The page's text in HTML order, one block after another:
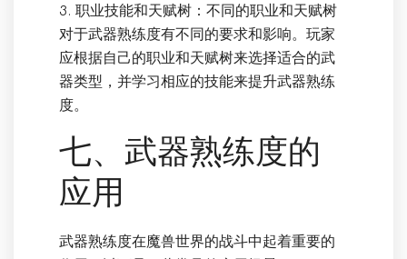
3. 职业技能和天赋树：不同的职业和天赋树
对于武器熟练度有不同的要求和影响。玩家
应根据自己的职业和天赋树来选择适合的武
器类型，并学习相应的技能来提升武器熟练
度。
七、武器熟练度的
应用
武器熟练度在魔兽世界的战斗中起着重要的